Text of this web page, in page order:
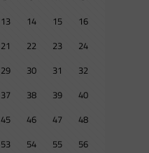
13 14 15
16
21 22 23
24
29 30 31
32
37 38 39
40
45 46 47
48
53 54 55
56